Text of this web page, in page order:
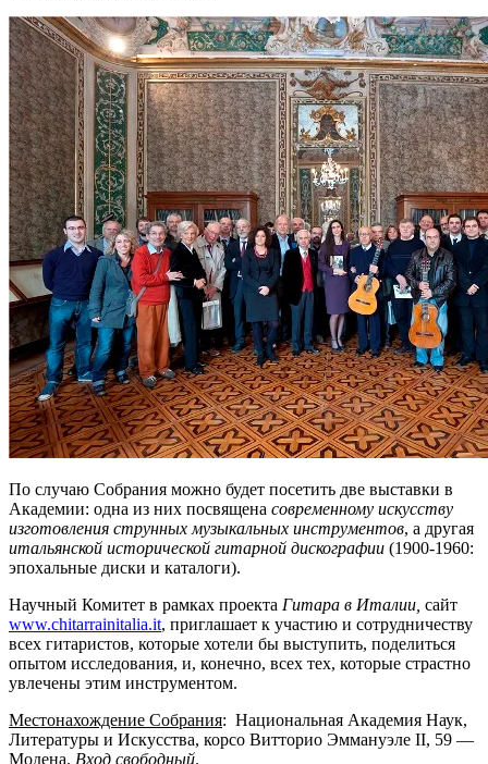
По случаю Собрания можно будет посетить две выставки в
Академии: одна из них посвящена современному искусству
изготовления струнных музыкальных инструментов, а другая
итальянской исторической гитарной дискографии (1900-1960:
эпохальные диски и каталоги).
Научный Комитет в рамках проекта Гитара в Италии, сайт
www.chitarrainitalia.it, приглашает к участию и сотрудничеству
всех гитаристов, которые хотели бы выступить, поделиться
опытом исследования, и, конечно, всех тех, которые страстно
увлечены этим инструментом.
Местонахождение Собрания: Национальная Академия Наук,
Литературы и Искусства, корсо Витторио Эммануэле II, 59 —
Модена. Вход свободный.